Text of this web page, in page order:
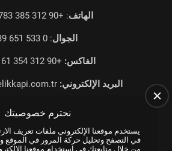
الهاتف: +90 312 385 3783 - Pbx
الجوال: 0 533 651 6539
الفاكس: +90 312 354 61 81 - fax
البريد الإلكتروني: ack@ankaracelikkapi.com.tr
نحترم خصوصيتك
يستخدم موقعنا الإلكتروني ملفات تعريف
في التصفح وتحليل حركة المرور في الموقع
من خلال متابعتك في استخدام موقعنا